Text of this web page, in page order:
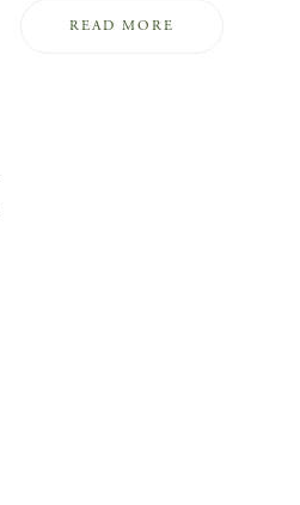
READ MORE